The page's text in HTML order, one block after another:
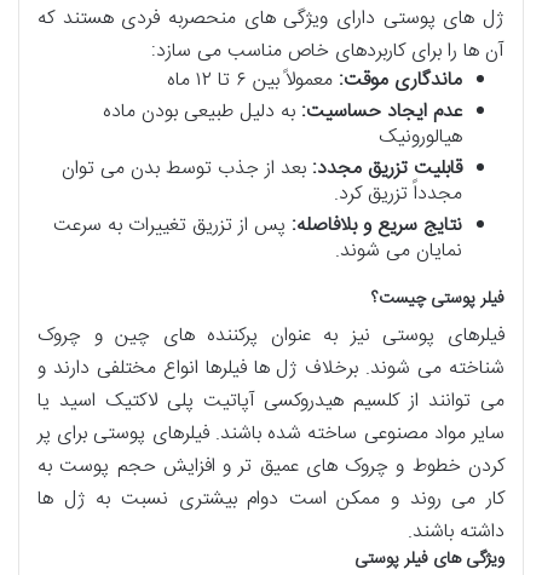
ژل های پوستی دارای ویژگی های منحصربه فردی هستند که
آن ها را برای کاربردهای خاص مناسب می سازد:
ماندگاری موقت: معمولاً بین ۶ تا ۱۲ ماه
عدم ایجاد حساسیت: به دلیل طبیعی بودن ماده
هیالورونیک
قابلیت تزریق مجدد: بعد از جذب توسط بدن می توان
مجدداً تزریق کرد.
نتایج سریع و بلافاصله: پس از تزریق تغییرات به سرعت
نمایان می شوند.
فیلر پوستی چیست؟
فیلرهای پوستی نیز به عنوان پرکننده های چین و چروک
شناخته می شوند. برخلاف ژل ها فیلرها انواع مختلفی دارند و
می توانند از کلسیم هیدروکسی آپاتیت پلی لاکتیک اسید یا
سایر مواد مصنوعی ساخته شده باشند. فیلرهای پوستی برای پر
کردن خطوط و چروک های عمیق تر و افزایش حجم پوست به
کار می روند و ممکن است دوام بیشتری نسبت به ژل ها
داشته باشند.
ویژگی های فیلر پوستی